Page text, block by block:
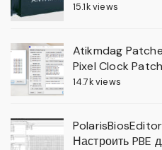
15.1k views
Atikmdag
Pixel Clock
14.7k views
Настроить PBE